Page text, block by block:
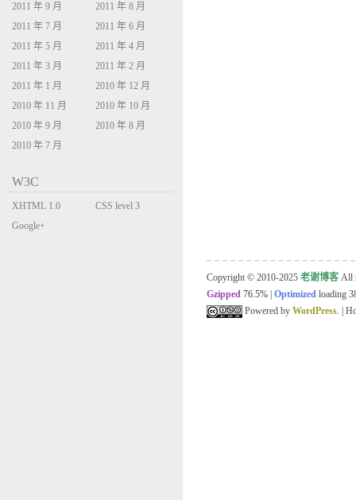
2011 年 9 月
2011 年 8 月
2011 年 7 月
2011 年 6 月
2011 年 5 月
2011 年 4 月
2011 年 3 月
2011 年 2 月
2011 年 1 月
2010 年 12 月
2010 年 11 月
2010 年 10 月
2010 年 9 月
2010 年 8 月
2010 年 7 月
W3C
XHTML 1.0
Transitional
CSS level 3
Google+
Copyright © 2010-2025 老谢博客 All
Gzipped 76.5% Optimized loading
Powered by WordPress. |